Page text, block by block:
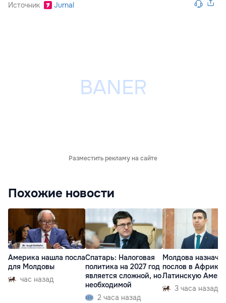
Источник Jurnal
Разместить рекламу на сайте
Похожие новости
Америка нашла посла
для Молдовы
час назад
Спатарь: Налоговая
политика на 2027 год
является сложной, но
необходимой
2 часа назад
Молдова
послов в Африку
Латинскую
3 часа назад